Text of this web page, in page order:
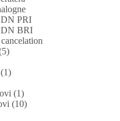
PRI
BRI
(1)
(10)